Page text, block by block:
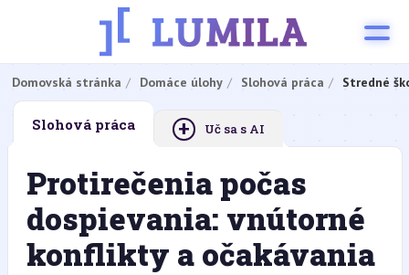
Domovská stránka Domáce úlohy Slohová práca Stredné
Slohová práca + Uč sa s AI
Protirečenia počas
dospievania: vnútorné
konflikty a očakávania